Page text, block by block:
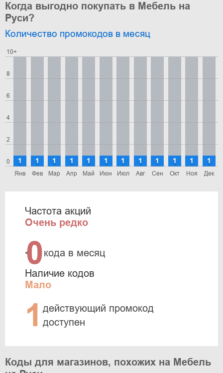
Когда выгодно покупать в Мебель на
Руси?
Количество промокодов в месяц
0
2
4
6
8
10+
Янв
1
Фев
1
Мар
1
Апр
1
Май
1
Июн
1
Июл
1
Авг
1
Сен
1
Окт
1
Ноя
1
Дек
1
Частота акций
Очень редко
<0кода в месяц
Наличие кодов
Мало
1 действующий промокод
доступен
Коды для магазинов, похожих на Мебель